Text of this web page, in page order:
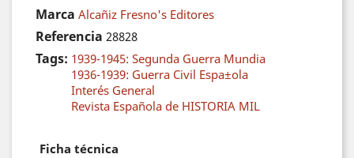
Marca Alcañiz Fresno's Editores
Referencia 28828
Tags: 1939-1945: Segunda Guerra Mundia
1936-1939: Guerra Civil Espa±ola
Interés General
Revista Española de HISTORIA MIL
Ficha técnica